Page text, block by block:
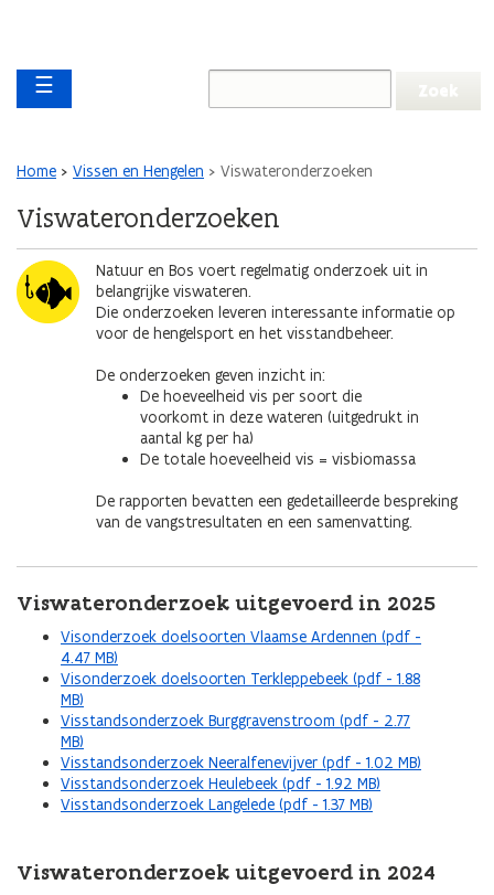
gaan
Main navigation
☰
Kruimelpad
Home Vissen en Hengelen Viswateronderzoeken
Viswateronderzoeken
AfbeeldingNatuur en Bos voert regelmatig onderzoek uit in
belangrijke viswateren.
Die onderzoeken leveren interessante informatie op
voor de hengelsport en het visstandbeheer.
De onderzoeken geven inzicht in:
De hoeveelheid vis per soort die
voorkomt in deze wateren (uitgedrukt in
aantal kg per ha)
De totale hoeveelheid vis = visbiomassa
De rapporten bevatten een gedetailleerde bespreking
van de vangstresultaten en een samenvatting.
Viswateronderzoek uitgevoerd in 2025
Visonderzoek doelsoorten Vlaamse Ardennen (pdf -
4.47 MB)
Visonderzoek doelsoorten Terkleppebeek (pdf - 1.88
MB)
Visstandsonderzoek Burggravenstroom (pdf - 2.77
MB)
Visstandsonderzoek Neeralfenevijver (pdf - 1.02 MB)
Visstandsonderzoek Heulebeek (pdf - 1.92 MB)
Visstandsonderzoek Langelede (pdf - 1.37 MB)
Viswateronderzoek uitgevoerd in 2024